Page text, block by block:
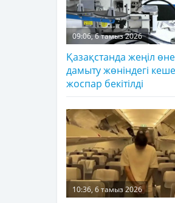
09:06, 6 тамыз 2026
Қазақстанда жеңіл
дамыту жөніндегі
жоспар бекітілді
10:36, 6 тамыз 2026